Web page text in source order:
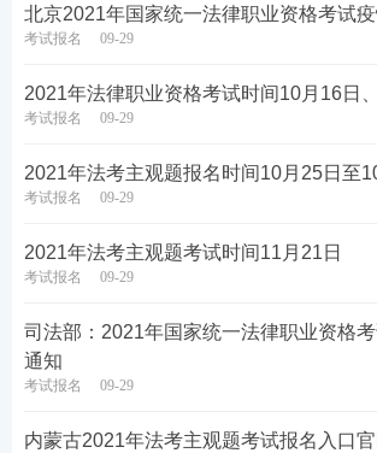
北京2021年国家统一法律职业资格考试
考试报名 09-29
2021年法律职业资格考试时间10月16日
考试报名 09-29
2021年法考主观题报名时间10月25日至
考试报名 09-29
2021年法考主观题考试时间11月21日
考试报名 09-29
司法部：2021年国家统一法律职业资格
通知
考试报名 09-29
内蒙古2021年法考主观题考试报名入口